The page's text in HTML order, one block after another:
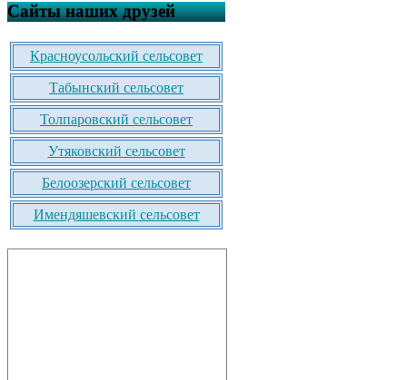
Сайты наших друзей
Красноусольский сельсовет
Табынский сельсовет
Толпаровский сельсовет
Утяковский сельсовет
Белоозерский сельсовет
Имендяшевский сельсовет